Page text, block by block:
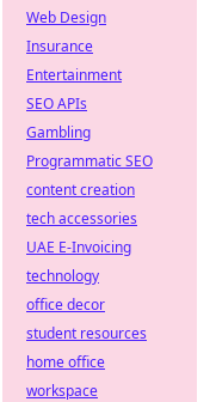
Web Design
Insurance
Entertainment
SEO APIs
Gambling
Programmatic SEO
content creation
tech accessories
UAE E-Invoicing
technology
office decor
student resources
home office
workspace